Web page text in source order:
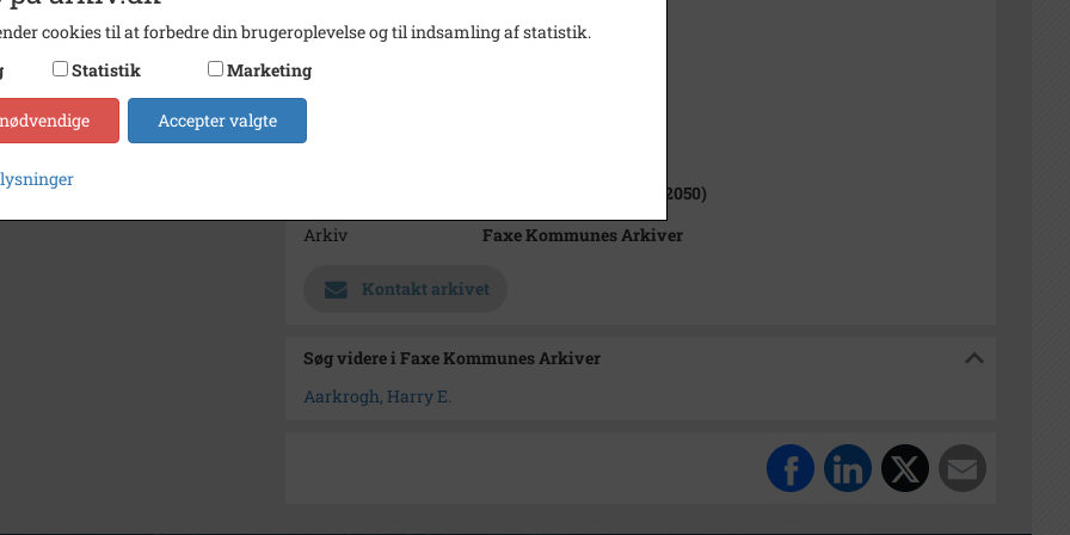
Størrelse
14x8
Materiale
Se på kort
Type
Faxe Kommune (2007-2050)
Arkiv
Faxe Kommunes Arkiver
Kontakt arkivet
Søg videre i Faxe Kommunes Arkiver
Aarkrogh, Harry E.
cookies til at forbedre din brugeroplevelse og til indsamling af statistik.
Statistik Marketing
Accepter valgte